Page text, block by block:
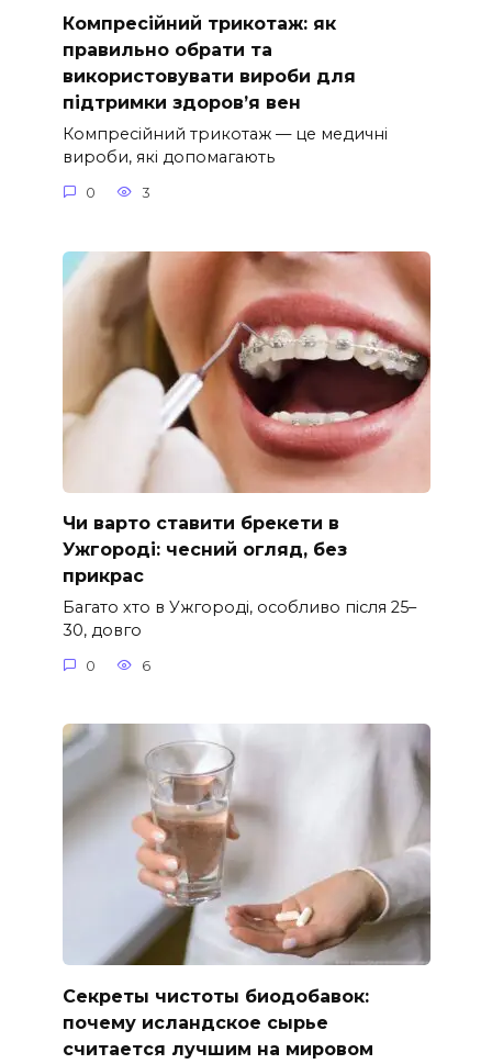
Компресійний трикотаж: як
правильно обрати та
використовувати вироби для
підтримки здоров’я вен
Компресійний трикотаж — це медичні
вироби, які допомагають
0 3
Чи варто ставити брекети в
Ужгороді: чесний огляд, без
прикрас
Багато хто в Ужгороді, особливо після 25–
30, довго
0 6
Секреты чистоты биодобавок:
почему исландское сырье
считается лучшим на мировом